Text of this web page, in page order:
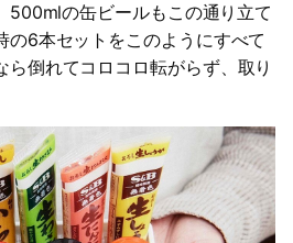
500mlの缶ビールもこの通り立て
の6本セットをこのようにすべて
ら倒れてコロコロ転がらず、取り